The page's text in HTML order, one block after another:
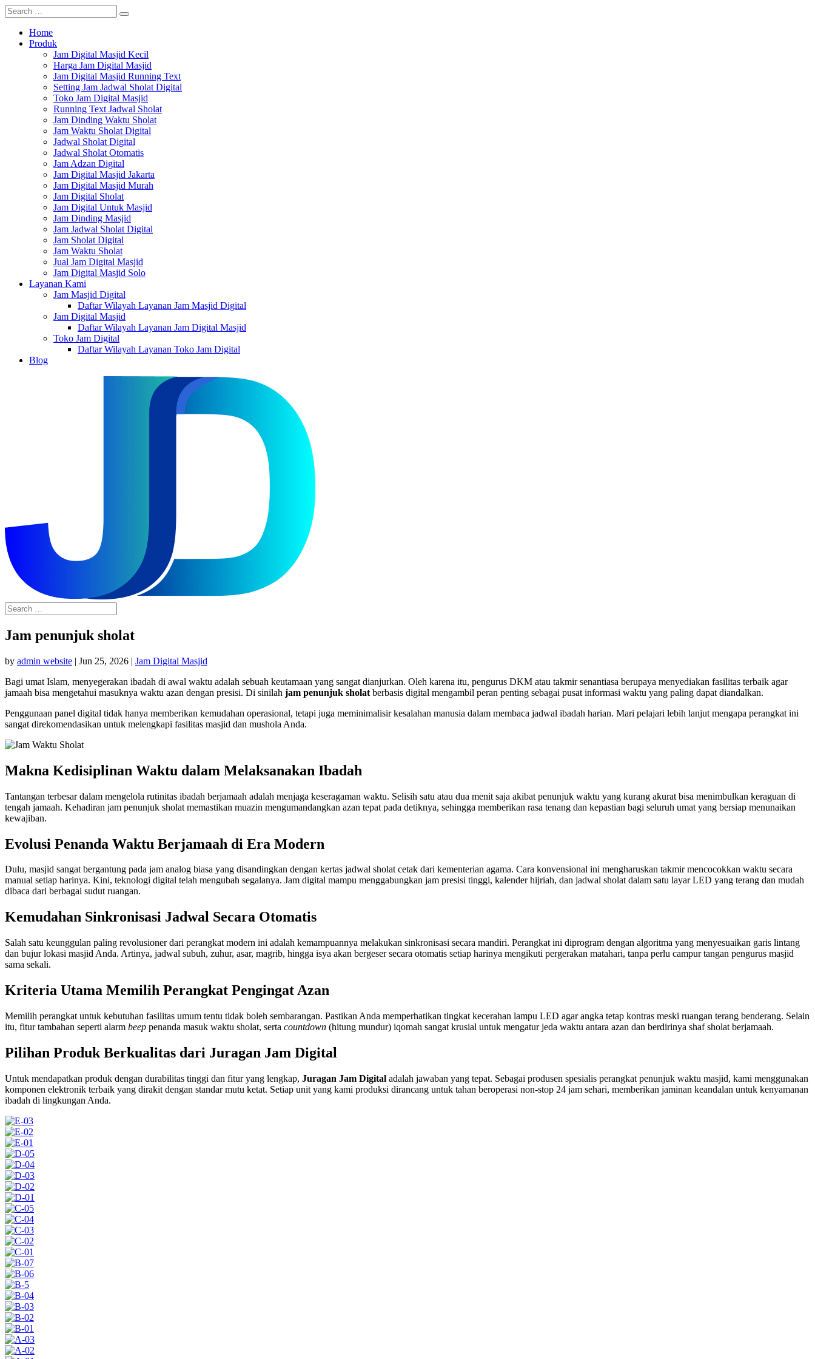
Home
Produk
Jam Digital Masjid Kecil
Harga Jam Digital Masjid
Jam Digital Masjid Running Text
Setting Jam Jadwal Sholat Digital
Toko Jam Digital Masjid
Running Text Jadwal Sholat
Jam Dinding Waktu Sholat
Jam Waktu Sholat Digital
Jadwal Sholat Digital
Jadwal Sholat Otomatis
Jam Adzan Digital
Jam Digital Masjid Jakarta
Jam Digital Masjid Murah
Jam Digital Sholat
Jam Digital Untuk Masjid
Jam Dinding Masjid
Jam Jadwal Sholat Digital
Jam Sholat Digital
Jam Waktu Sholat
Jual Jam Digital Masjid
Jam Digital Masjid Solo
Layanan Kami
Jam Masjid Digital
Daftar Wilayah Layanan Jam Masjid Digital
Jam Digital Masjid
Daftar Wilayah Layanan Jam Digital Masjid
Toko Jam Digital
Daftar Wilayah Layanan Toko Jam Digital
Blog
Jam penunjuk sholat
by admin website | Jun 25, 2026 | Jam Digital Masjid
Bagi umat Islam, menyegerakan ibadah di awal waktu adalah sebuah keutamaan yang sangat dianjurkan. Oleh karena itu, pengurus DKM atau takmir senantiasa berupaya menyediakan fasilitas terbaik agar
jamaah bisa mengetahui masuknya waktu azan dengan presisi. Di sinilah jam penunjuk sholat berbasis digital mengambil peran penting sebagai pusat informasi waktu yang paling dapat diandalkan.
Penggunaan panel digital tidak hanya memberikan kemudahan operasional, tetapi juga meminimalisir kesalahan manusia dalam membaca jadwal ibadah harian. Mari pelajari lebih lanjut mengapa perangkat ini
sangat direkomendasikan untuk melengkapi fasilitas masjid dan mushola Anda.
Makna Kedisiplinan Waktu dalam Melaksanakan Ibadah
Tantangan terbesar dalam mengelola rutinitas ibadah berjamaah adalah menjaga keseragaman waktu. Selisih satu atau dua menit saja akibat penunjuk waktu yang kurang akurat bisa menimbulkan keraguan di
tengah jamaah. Kehadiran jam penunjuk sholat memastikan muazin mengumandangkan azan tepat pada detiknya, sehingga memberikan rasa tenang dan kepastian bagi seluruh umat yang bersiap menunaikan
kewajiban.
Evolusi Penanda Waktu Berjamaah di Era Modern
Dulu, masjid sangat bergantung pada jam analog biasa yang disandingkan dengan kertas jadwal sholat cetak dari kementerian agama. Cara konvensional ini mengharuskan takmir mencocokkan waktu secara
manual setiap harinya. Kini, teknologi digital telah mengubah segalanya. Jam digital mampu menggabungkan jam presisi tinggi, kalender hijriah, dan jadwal sholat dalam satu layar LED yang terang dan mudah
dibaca dari berbagai sudut ruangan.
Kemudahan Sinkronisasi Jadwal Secara Otomatis
Salah satu keunggulan paling revolusioner dari perangkat modern ini adalah kemampuannya melakukan sinkronisasi secara mandiri. Perangkat ini diprogram dengan algoritma yang menyesuaikan garis lintang
dan bujur lokasi masjid Anda. Artinya, jadwal subuh, zuhur, asar, magrib, hingga isya akan bergeser secara otomatis setiap harinya mengikuti pergerakan matahari, tanpa perlu campur tangan pengurus masjid
sama sekali.
Kriteria Utama Memilih Perangkat Pengingat Azan
Memilih perangkat untuk kebutuhan fasilitas umum tentu tidak boleh sembarangan. Pastikan Anda memperhatikan tingkat kecerahan lampu LED agar angka tetap kontras meski ruangan terang benderang. Selain
itu, fitur tambahan seperti alarm beep penanda masuk waktu sholat, serta countdown (hitung mundur) iqomah sangat krusial untuk mengatur jeda waktu antara azan dan berdirinya shaf sholat berjamaah.
Pilihan Produk Berkualitas dari Juragan Jam Digital
Untuk mendapatkan produk dengan durabilitas tinggi dan fitur yang lengkap, Juragan Jam Digital adalah jawaban yang tepat. Sebagai produsen spesialis perangkat penunjuk waktu masjid, kami menggunakan
komponen elektronik terbaik yang dirakit dengan standar mutu ketat. Setiap unit yang kami produksi dirancang untuk tahan beroperasi non-stop 24 jam sehari, memberikan jaminan keandalan untuk kenyamanan
ibadah di lingkungan Anda.